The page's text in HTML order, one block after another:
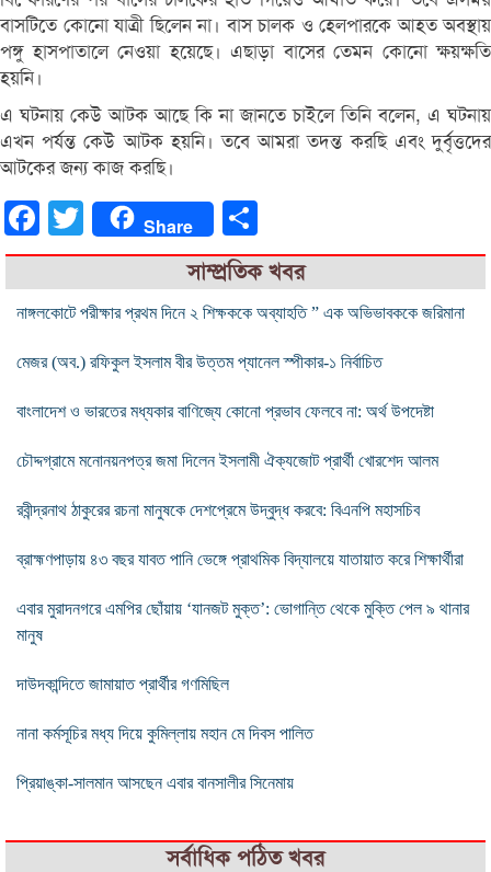
বাসটিতে কোনো যাত্রী ছিলেন না। বাস চালক ও হেলপারকে আহত অবস্থায়
পঙ্গু হাসপাতালে নেওয়া হয়েছে। এছাড়া বাসের তেমন কোনো ক্ষয়ক্ষতি
হয়নি।
এ ঘটনায় কেউ আটক আছে কি না জানতে চাইলে তিনি বলেন, এ ঘটনায়
এখন পর্যন্ত কেউ আটক হয়নি। তবে আমরা তদন্ত করছি এবং দুর্বৃত্তদের
আটকের জন্য কাজ করছি।
FacebookTwitter Share
সাম্প্রতিক খবর
নাঙ্গলকোটে পরীক্ষার প্রথম দিনে ২ শিক্ষককে অব্যাহতি ” এক অভিভাবককে জরিমানা
মেজর (অব.) রফিকুল ইসলাম বীর উত্তম প্যানেল স্পীকার-১ নির্বাচিত
বাংলাদেশ ও ভারতের মধ্যকার বাণিজ্যে কোনো প্রভাব ফেলবে না: অর্থ উপদেষ্টা
চৌদ্দগ্রামে মনোনয়নপত্র জমা দিলেন ইসলামী ঐক্যজোট প্রার্থী খোরশেদ আলম
রবীন্দ্রনাথ ঠাকুরের রচনা মানুষকে দেশপ্রেমে উদ্বুদ্ধ করবে: বিএনপি মহাসচিব
ব্রাহ্মণপাড়ায় ৪৩ বছর যাবত পানি ভেঙ্গে প্রাথমিক বিদ্যালয়ে যাতায়াত করে শিক্ষার্থীরা
এবার মুরাদনগরে এমপির ছোঁয়ায় ‘যানজট মুক্ত’: ভোগান্তি থেকে মুক্তি পেল ৯ থানার
মানুষ
দাউদকান্দিতে জামায়াত প্রার্থীর গণমিছিল
নানা কর্মসূচির মধ্য দিয়ে কুমিল্লায় মহান মে দিবস পালিত
প্রিয়াঙ্কা-সালমান আসছেন এবার বানসালীর সিনেমায়
সর্বাধিক পঠিত খবর